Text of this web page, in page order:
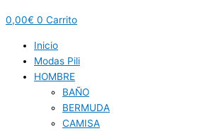
0,00€ 0 Carrito
Inicio
Modas Pili
HOMBRE
BAÑO
BERMUDA
CAMISA